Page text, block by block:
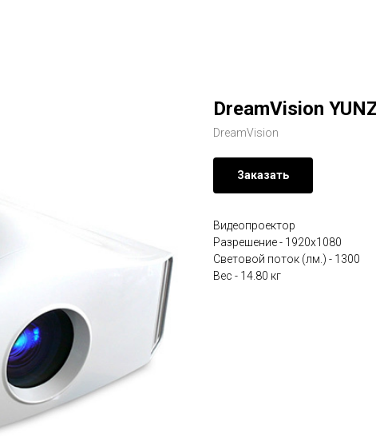
DreamVision
DreamVision
Заказать
Видеопроектор
Разрешение - 1920x1080
Световой поток (лм.) - 1300
Вес - 14.80 кг